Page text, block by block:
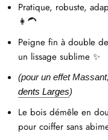
Pratique, robuste,
👩‍🦱
Peigne fin à double
un lissage sublime ✨
(pour un effet
dents Larges)
Le bois démêle en
pour coiffer sans